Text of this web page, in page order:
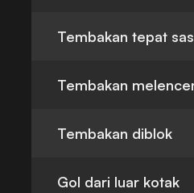
Tembakan tepat
Tembakan
Tembakan diblok
Gol dari luar kotak